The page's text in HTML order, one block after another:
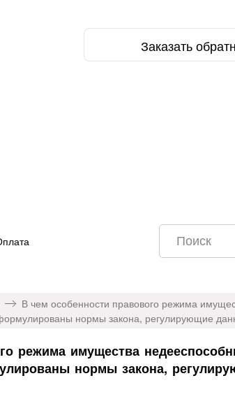
Заказать
В чем особенности правового режима
нормы закона, регулирующие
режима имущества
нормы закона,